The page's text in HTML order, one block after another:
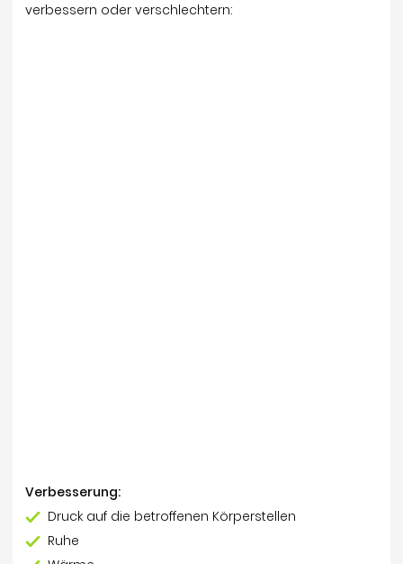
verbessern oder verschlechtern:
Verbesserung:
Druck auf die betroffenen Körperstellen
Ruhe